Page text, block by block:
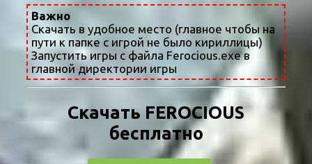
Важно
Скачать в удобное место (главное чтобы на
пути к папке с игрой не было кириллицы)
Запустить игры с файла Ferocious.exe в
главной директории игры
Скачать FEROCIOUS
бесплатно